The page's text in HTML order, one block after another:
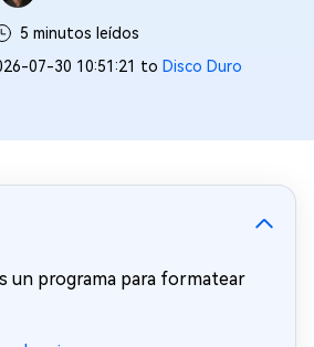
5 minutos leídos
07-30 10:51:21 to Disco Duro
un programa para formatear